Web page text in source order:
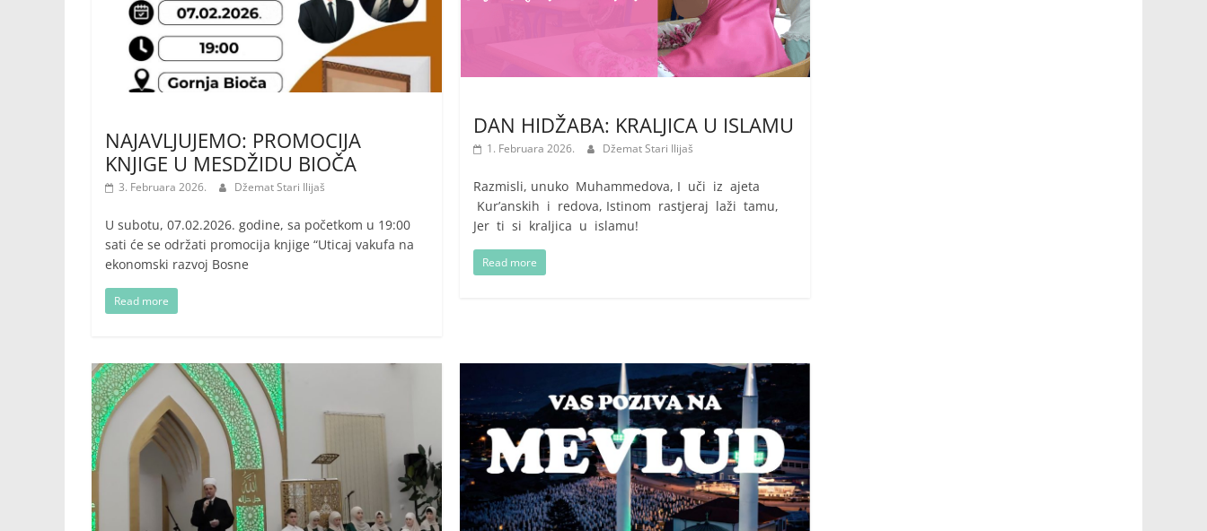
NAJAVLJUJEMO: PROMOCIJA
KNJIGE U MESDŽIDU BIOČA
3. Februara 2026. Džemat Stari Ilijaš
U subotu, 07.02.2026. godine, sa početkom u 19:00
sati će se održati promocija knjige “Uticaj vakufa na
ekonomski razvoj Bosne
Read more
DAN HIDŽABA: KRALJICA U ISLAMU
1. Februara 2026. Džemat Stari Ilijaš
Razmisli, unuko Muhammedova, I uči iz ajeta
Kur’anskih i redova, Istinom rastjeraj laži tamu,
Jer ti si kraljica u islamu!
Read more